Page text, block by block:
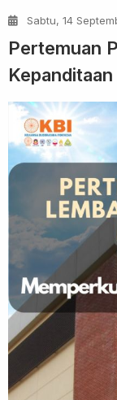
Sabtu, 14
Pertemuan